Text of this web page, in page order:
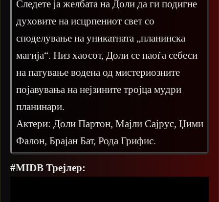
Следете ја желбата на Доли да ги подигне
духовите на исцрпениот свет со
споделување на уникатната „планинска
магија“. Низ хаосот, Доли се наоѓа себеси
на патување водена од мистериозните
појавувања на нејзините тројца мудри
планинари.
Актери: Доли Партон, Мајли Сајрус, Џими
Фалон, Брајан Бат, Рода Грифис.
#MIDB Трејлер: